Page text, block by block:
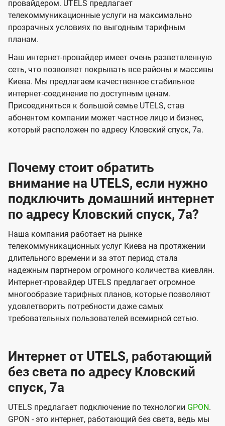
s
и
д
е
н
и
я
д
е
и
я
провайдером. UTELS предлагает
телекоммуникационные услуги на максимально
прозрачных условиях по выгодным тарифным
планам.
Наш интернет-провайдер имеет очень разветвленную
сеть, что позволяет покрывать все районы и массивы
Киева. Мы предлагаем качественное стабильное
интернет-соединение по доступным ценам.
Присоединиться к большой семье UTELS, став
абонентом компании может частное лицо и бизнес,
который расположен по адресу Кловский спуск, 7а.
Почему стоит обратить
внимание на UTELS, если нужно
подключить домашний интернет
по адресу Кловский спуск, 7а?
Наша компания работает на рынке
телекоммуникационных услуг Киева на протяжении
длительного времени и за этот период стала
надежным партнером огромного количества киевлян.
Интернет-провайдер UTELS предлагает огромное
многообразие тарифных планов, которые позволяют
удовлетворить потребности даже самых
требовательных пользователей всемирной сетью.
Интернет от UTELS, работающий
без света по адресу Кловский
спуск, 7а
UTELS предлагает подключение по технологии GPON.
GPON - это интернет, работающий без света, ведь мы